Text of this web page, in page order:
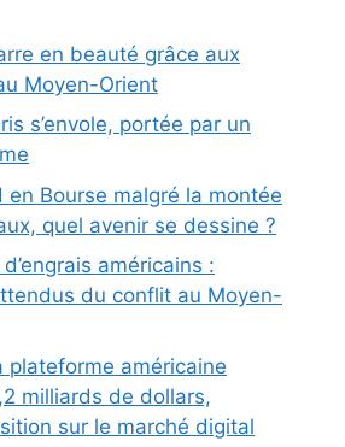
en beauté grâce aux
Moyen-Orient
s’envole, portée par un
en Bourse malgré la montée
quel avenir se dessine ?
américains :
du conflit au Moyen-
plateforme américaine
milliards de dollars,
sur le marché digital